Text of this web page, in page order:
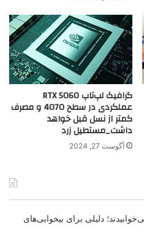
گرافیک لپ‌تاپ RTX 5060
عملکردی در سطح 4070 و مصرف
کمتر از نسل قبل خواهد
داشت_مستطیل زرد
آگوست 27, 2024
دلیلی برای بیخوابی‌های